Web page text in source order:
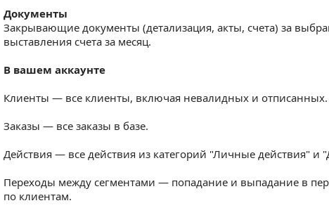
Документы
Закрывающие документы (детализация, акты, счета) за
выставления счета за месяц.
В вашем аккаунте
Клиенты — все клиенты, включая невалидных и отписанных.
Заказы — все заказы в базе.
Действия — все действия из категорий "Личные действия" и
Переходы между сегментами — попадание и выпадание в
по клиентам.